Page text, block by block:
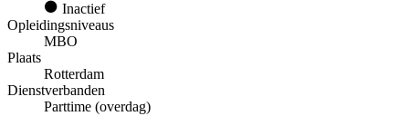
Inactief
Opleidingsniveaus
MBO
Plaats
Rotterdam
Dienstverbanden
Parttime (overdag)